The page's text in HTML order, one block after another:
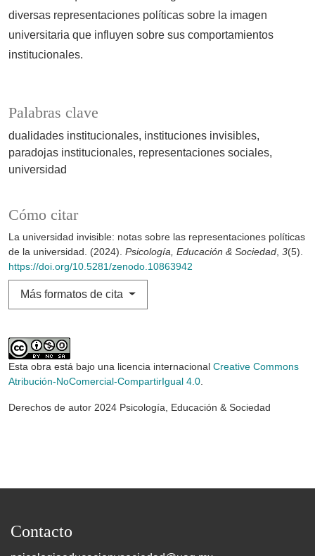
Palabras clave
dualidades institucionales instituciones invisibles
paradojas institucionales representaciones sociales
universidad
Cómo citar
La universidad invisible: notas sobre las representaciones políticas
de la universidad. (2024). Psicología, Educación & Sociedad, 3(5).
https://doi.org/10.5281/zenodo.10863942
Más formatos de cita
diversas representaciones políticas sobre la imagen
universitaria que influyen sobre sus comportamientos
institucionales.
Esta obra está bajo una licencia internacional Creative Commons
Atribución-NoComercial-CompartirIgual 4.0.
Derechos de autor 2024 Psicología, Educación & Sociedad
Contacto